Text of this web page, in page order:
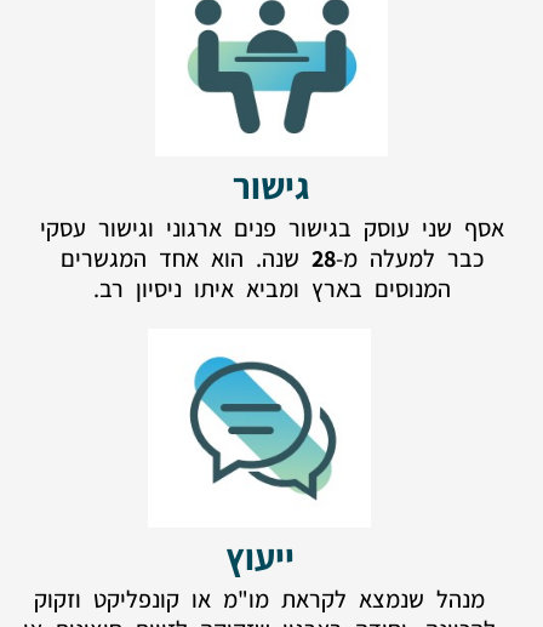
גישור
אסף שני עוסק בגישור פנים ארגוני וגישור עסקי
כבר למעלה מ-28 שנה. הוא אחד המגשרים
המנוסים בארץ ומביא איתו ניסיון רב.
ייעוץ
מנהל שנמצא לקראת מו"מ או קונפליקט וזקוק